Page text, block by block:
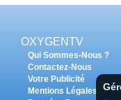
OXYGENTV
Qui Sommes-Nous ?
Contactez-Nous
Votre Publicité
Mentions Légales